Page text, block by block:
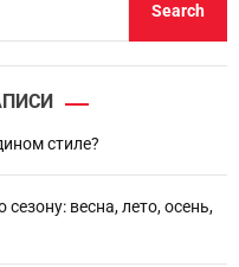
Search
стиле?
весна, лето, осень,